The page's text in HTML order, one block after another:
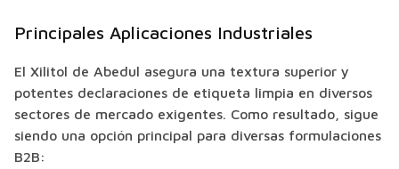
Principales Aplicaciones Industriales
El Xilitol de Abedul asegura una textura superior y
potentes declaraciones de etiqueta limpia en diversos
sectores de mercado exigentes. Como resultado, sigue
siendo una opción principal para diversas formulaciones
B2B: